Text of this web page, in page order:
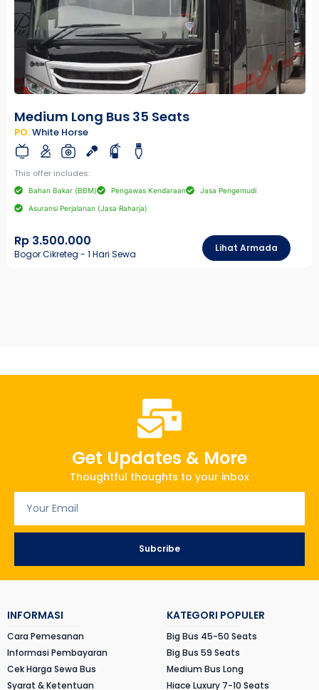
Medium Long Bus 35 Seats
PO.White Horse
This offer includes:
Bahan Bakar (BBM) Pengawas Kendaraan Jasa Pengemudi
Asuransi Perjalanan (Jasa Raharja)
Rp 3.500.000
Bogor Cikreteg - 1 Hari Sewa
Lihat Armada
Get Updates & More
Thoughtful thoughts to your inbox
Subcribe
INFORMASI
Cara Pemesanan
Informasi Pembayaran
Cek Harga Sewa Bus
Syarat & Ketentuan
KATEGORI POPULER
Big Bus 45-50 Seats
Big Bus 59 Seats
Medium Bus Long
Hiace Luxury 7-10 Seats